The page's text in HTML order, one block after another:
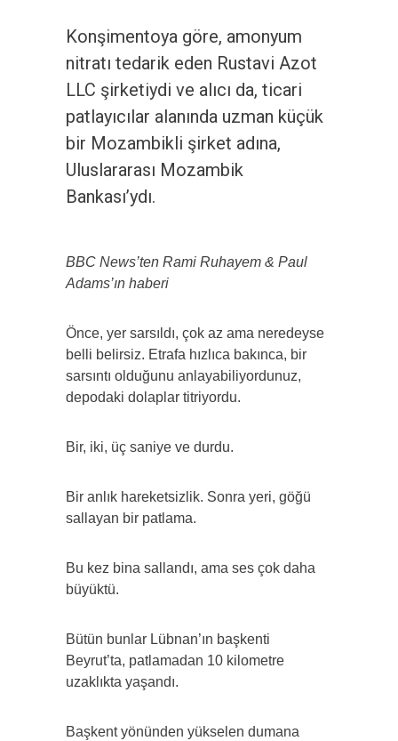
Konşimentoya göre, amonyum
nitratı tedarik eden Rustavi Azot
LLC şirketiydi ve alıcı da, ticari
patlayıcılar alanında uzman küçük
bir Mozambikli şirket adına,
Uluslararası Mozambik
Bankası’ydı.
BBC News’ten Rami Ruhayem & Paul
Adams’ın haberi
Önce, yer sarsıldı, çok az ama neredeyse
belli belirsiz. Etrafa hızlıca bakınca, bir
sarsıntı olduğunu anlayabiliyordunuz,
depodaki dolaplar titriyordu.
Bir, iki, üç saniye ve durdu.
Bir anlık hareketsizlik. Sonra yeri, göğü
sallayan bir patlama.
Bu kez bina sallandı, ama ses çok daha
büyüktü.
Bütün bunlar Lübnan’ın başkenti
Beyrut’ta, patlamadan 10 kilometre
uzaklıkta yaşandı.
Başkent yönünden yükselen dumana